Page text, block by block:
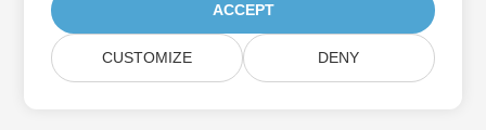
ACCEPT
CUSTOMIZE DENY